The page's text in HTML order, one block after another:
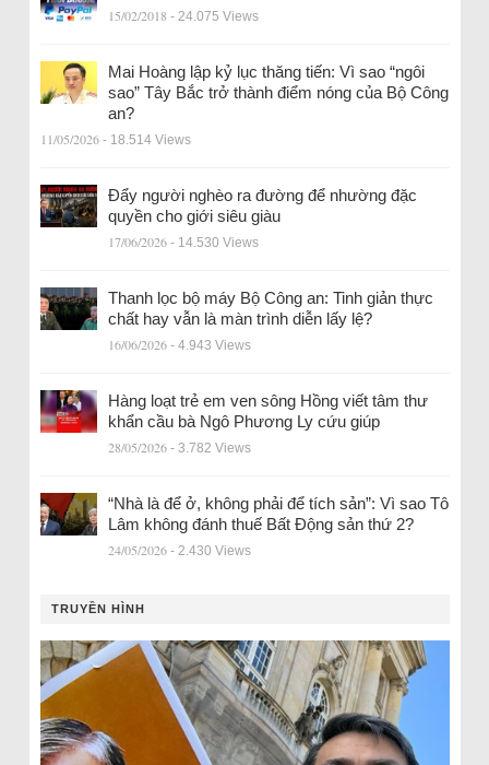
15/02/2018 - 24.075 Views
Mai Hoàng lập kỷ lục thăng tiến: Vì sao “ngôi
sao” Tây Bắc trở thành điểm nóng của Bộ Công
an?
11/05/2026 - 18.514 Views
Đẩy người nghèo ra đường để nhường đặc
quyền cho giới siêu giàu
17/06/2026 - 14.530 Views
Thanh lọc bộ máy Bộ Công an: Tinh giản thực
chất hay vẫn là màn trình diễn lấy lệ?
16/06/2026 - 4.943 Views
Hàng loạt trẻ em ven sông Hồng viết tâm thư
khẩn cầu bà Ngô Phương Ly cứu giúp
28/05/2026 - 3.782 Views
“Nhà là để ở, không phải để tích sản”: Vì sao Tô
Lâm không đánh thuế Bất Động sản thứ 2?
24/05/2026 - 2.430 Views
TRUYỀN HÌNH